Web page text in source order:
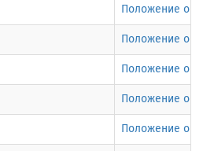
Положение о
Положение о
Положение о
Положение о
Положение о